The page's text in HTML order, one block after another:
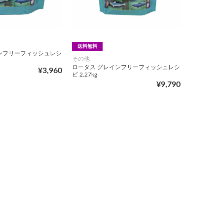
フリーフィッシュレシ
¥3,960
送料無料
その他
ロータス グレインフリーフィッシュレシ
ピ 2.27kg
¥9,790